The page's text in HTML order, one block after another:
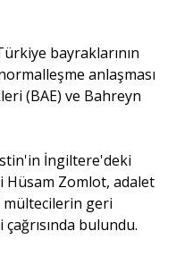
bayraklarının
anlaşması
(BAE) ve Bahreyn
İngiltere'deki
Hüsam Zomlot, adalet
geri
bulundu.